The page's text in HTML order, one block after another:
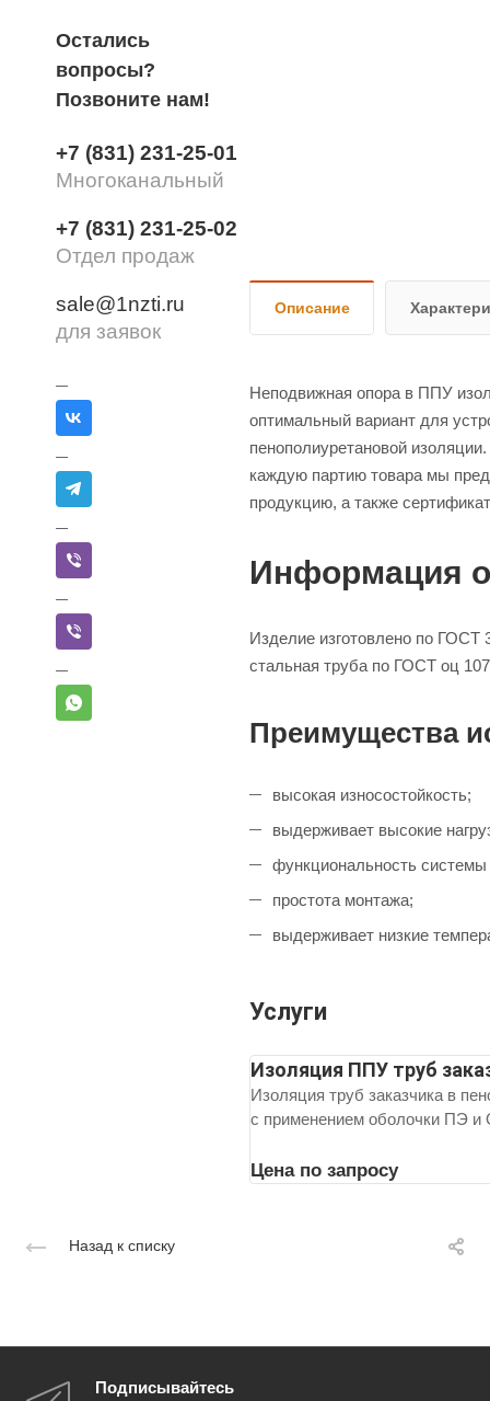
Остались
вопросы?
Позвоните нам!
+7 (831) 231-25-01
Многоканальный
+7 (831) 231-25-02
Отдел продаж
sale@1nzti.ru
для заявок
Описание
Неподвижная опора в ППУ
оптимальный вариант для
пенополиуретановой
каждую партию товара мы
продукцию, а также
Информация
Изделие изготовлено по ГОСТ
стальная труба по ГОСТ оц
Преимущества
высокая износостойкость;
выдерживает высокие
функциональность
простота монтажа;
выдерживает низкие
Услуги
Изоляция ППУ труб
Изоляция труб заказчика в
с применением оболочки ПЭ
Цена по запросу
Назад к списку
Подписывайтесь